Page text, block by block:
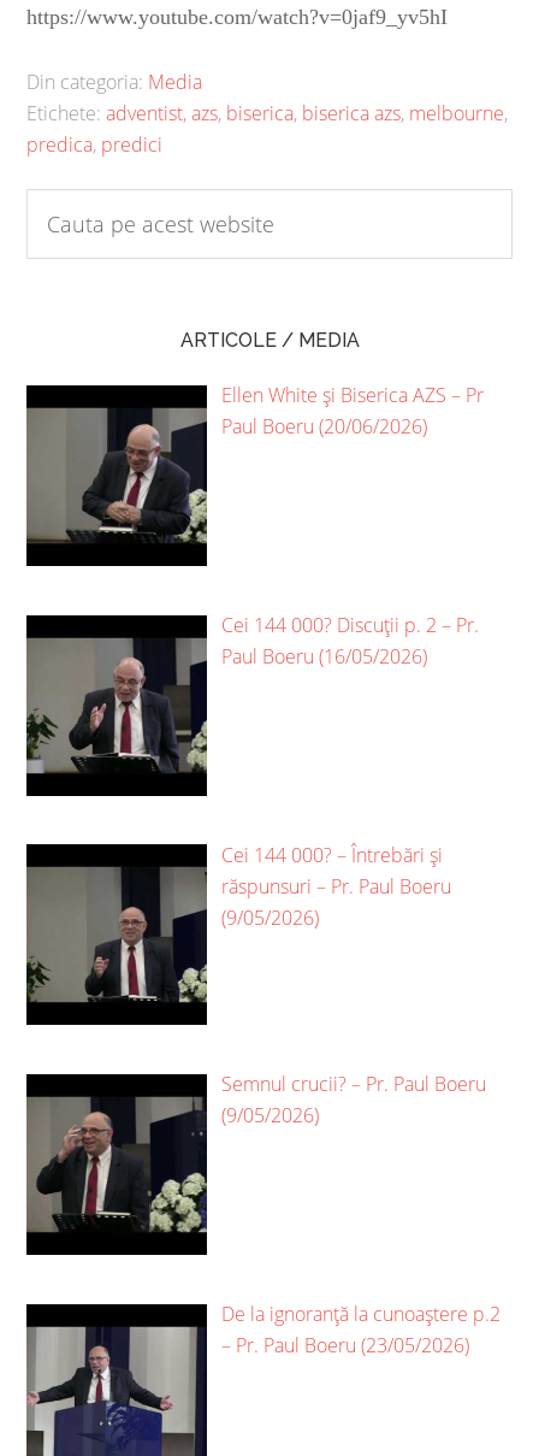
https://www.youtube.com/watch?v=0jaf9_yv5hI
Din categoria: Media
Etichete:adventist,azs, biserica, biserica azs, melbourne,
predica, predici
ARTICOLE / MEDIA
Ellen White și Biserica AZS – Pr
Paul Boeru (20/06/2026)
Cei 144 000? Discuții p. 2 – Pr.
Paul Boeru (16/05/2026)
Cei 144 000? – Întrebări și
răspunsuri – Pr. Paul Boeru
(9/05/2026)
Semnul crucii? – Pr. Paul Boeru
(9/05/2026)
De la ignoranță la cunoaștere p.2
– Pr. Paul Boeru (23/05/2026)